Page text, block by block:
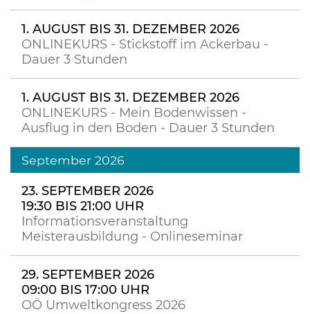
1. AUGUST BIS 31. DEZEMBER 2026
ONLINEKURS - Stickstoff im Ackerbau -
Dauer 3 Stunden
1. AUGUST BIS 31. DEZEMBER 2026
ONLINEKURS - Mein Bodenwissen -
Ausflug in den Boden - Dauer 3 Stunden
September 2026
23. SEPTEMBER 2026
19:30 BIS 21:00 UHR
Informationsveranstaltung
Meisterausbildung - Onlineseminar
29. SEPTEMBER 2026
09:00 BIS 17:00 UHR
OÖ Umweltkongress 2026